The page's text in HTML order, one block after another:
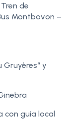
de
Montbovon –
Gruyères“ y
con guía local